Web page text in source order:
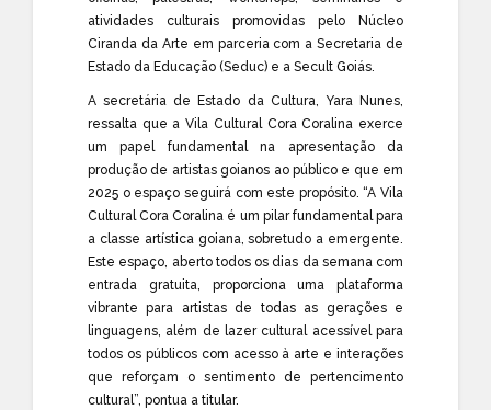
atividades culturais promovidas pelo Núcleo
Ciranda da Arte em parceria com a Secretaria de
Estado da Educação (Seduc) e a Secult Goiás.
A secretária de Estado da Cultura, Yara Nunes,
ressalta que a Vila Cultural Cora Coralina exerce
um papel fundamental na apresentação da
produção de artistas goianos ao público e que em
2025 o espaço seguirá com este propósito. “A Vila
Cultural Cora Coralina é um pilar fundamental para
a classe artística goiana, sobretudo a emergente.
Este espaço, aberto todos os dias da semana com
entrada gratuita, proporciona uma plataforma
vibrante para artistas de todas as gerações e
linguagens, além de lazer cultural acessível para
todos os públicos com acesso à arte e interações
que reforçam o sentimento de pertencimento
cultural”, pontua a titular.